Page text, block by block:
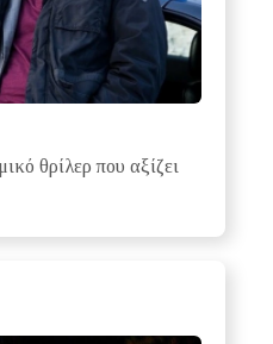
θρίλερ που αξίζει